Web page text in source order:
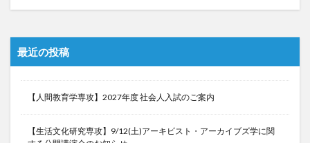
最近の投稿
【人間教育学専攻】2027年度 社会人入試のご案内
【生活文化研究専攻】9/12(土)アーキビスト・アーカイブズ学に関